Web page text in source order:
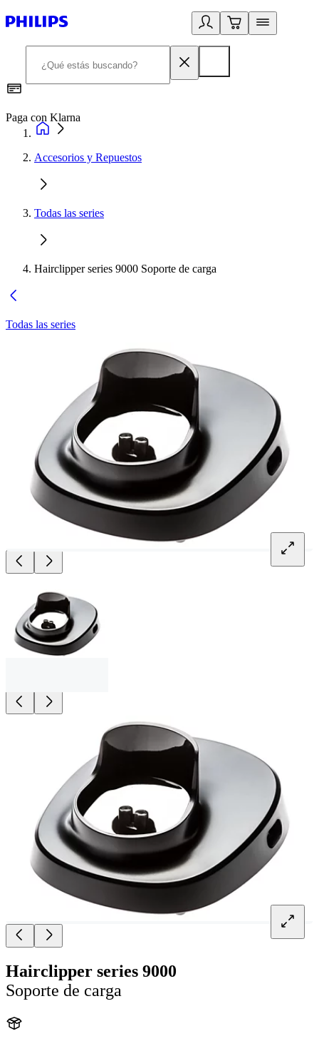
Paga con Klarna
Accesorios y Repuestos
Todas las series
Hairclipper series 9000 Soporte de carga
Todas las series
Hairclipper series 9000
Soporte de carga